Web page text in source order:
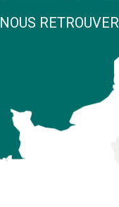
NOUS RETROUVER